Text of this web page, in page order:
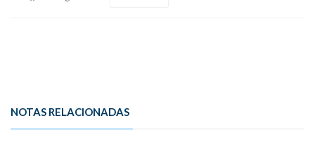
NOTAS RELACIONADAS